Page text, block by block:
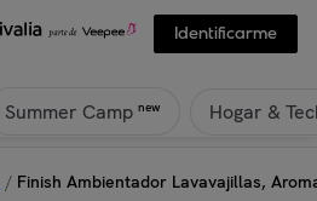
Identificarme
Summer Camp new Hogar &
/ Finish Ambientador Lavavajillas,